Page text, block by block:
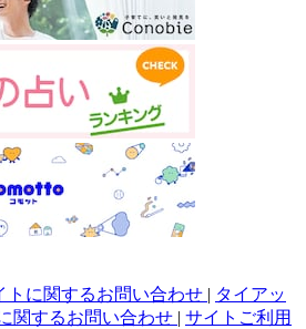
トに関するお問い合わせ | タイアッ
関するお問い合わせ | サイトご利用